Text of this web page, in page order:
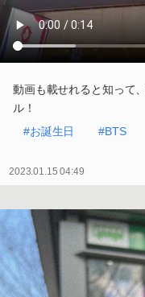
動画も載せれると知って
ル！
#お誕生日
#BTS
2023.01.15 04:49